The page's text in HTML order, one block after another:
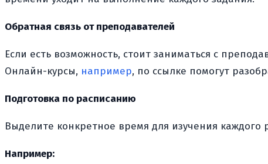
Обратная связь от преподавателей
Если есть возможность, стоит заниматься с
Онлайн-курсы, например, по ссылке помогут
Подготовка по расписанию
Выделите конкретное время для изучения каждого
Например: